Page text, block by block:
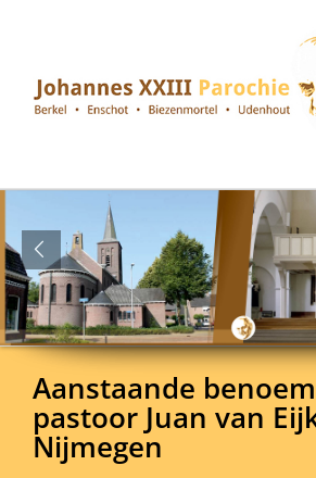
Aanstaande
pastoor Juan van
Nijmegen